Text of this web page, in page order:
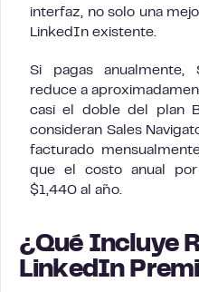
interfaz, no solo una
LinkedIn existente.
Si pagas anualmente,
reduce a
casi el doble del plan
consideran Sales
facturado
que el costo anual
$1,440 al año.
¿Qué Incluye
LinkedIn